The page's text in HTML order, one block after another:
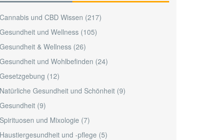
Cannabis und CBD Wissen (217)
Gesundheit und Wellness (105)
Gesundheit & Wellness (26)
Gesundheit und Wohlbefinden (24)
Gesetzgebung (12)
Natürliche Gesundheit und Schönheit (9)
Gesundheit (9)
Spirituosen und Mixologie (7)
Haustiergesundheit und -pflege (5)